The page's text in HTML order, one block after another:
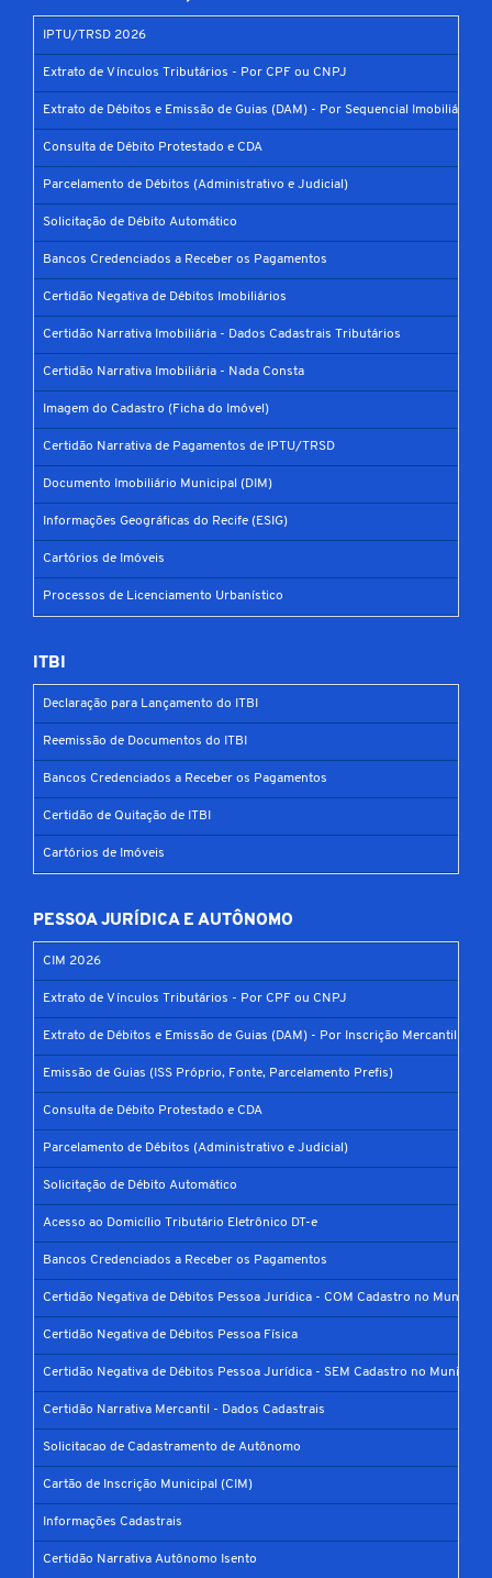
IPTU/TRSD 2026
Extrato de Vínculos Tributários - Por CPF ou CNPJ
Extrato de Débitos e Emissão de Guias (DAM) - Por Sequencial Imobiliário
Consulta de Débito Protestado e CDA
Parcelamento de Débitos (Administrativo e Judicial)
Solicitação de Débito Automático
Bancos Credenciados a Receber os Pagamentos
Certidão Negativa de Débitos Imobiliários
Certidão Narrativa Imobiliária - Dados Cadastrais Tributários
Certidão Narrativa Imobiliária - Nada Consta
Imagem do Cadastro (Ficha do Imóvel)
Certidão Narrativa de Pagamentos de IPTU/TRSD
Documento Imobiliário Municipal (DIM)
Informações Geográficas do Recife (ESIG)
Cartórios de Imóveis
Processos de Licenciamento Urbanístico
ITBI
Declaração para Lançamento do ITBI
Reemissão de Documentos do ITBI
Bancos Credenciados a Receber os Pagamentos
Certidão de Quitação de ITBI
Cartórios de Imóveis
PESSOA JURÍDICA E AUTÔNOMO
CIM 2026
Extrato de Vínculos Tributários - Por CPF ou CNPJ
Extrato de Débitos e Emissão de Guias (DAM) - Por Inscrição Mercantil
Emissão de Guias (ISS Próprio, Fonte, Parcelamento Prefis)
Consulta de Débito Protestado e CDA
Parcelamento de Débitos (Administrativo e Judicial)
Solicitação de Débito Automático
Acesso ao Domicílio Tributário Eletrônico DT-e
Bancos Credenciados a Receber os Pagamentos
Certidão Negativa de Débitos Pessoa Jurídica - COM Cadastro no Município
Certidão Negativa de Débitos Pessoa Física
Certidão Negativa de Débitos Pessoa Jurídica - SEM Cadastro no Município
Certidão Narrativa Mercantil - Dados Cadastrais
Solicitacao de Cadastramento de Autônomo
Cartão de Inscrição Municipal (CIM)
Informações Cadastrais
Certidão Narrativa Autônomo Isento